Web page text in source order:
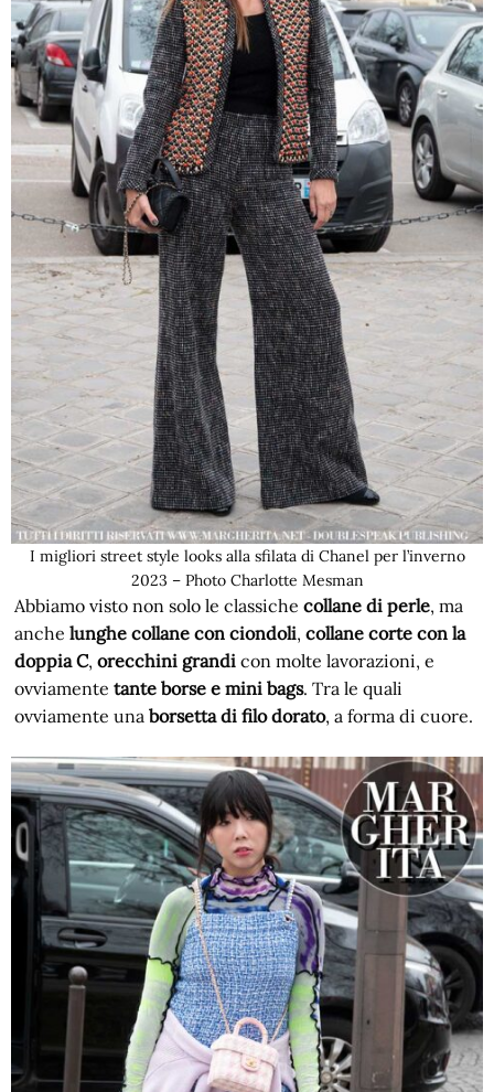
I migliori street style looks alla sfilata di Chanel per l’inverno
2023 – Photo Charlotte Mesman
Abbiamo visto non solo le classichecollane di perle, ma
anchelunghe collane con ciondoli,collane corte con la
doppia C,orecchini grandi con molte lavorazioni, e
ovviamentetante borse e mini bags. Tra le quali
ovviamente unaborsetta di filo dorato, a forma di cuore.